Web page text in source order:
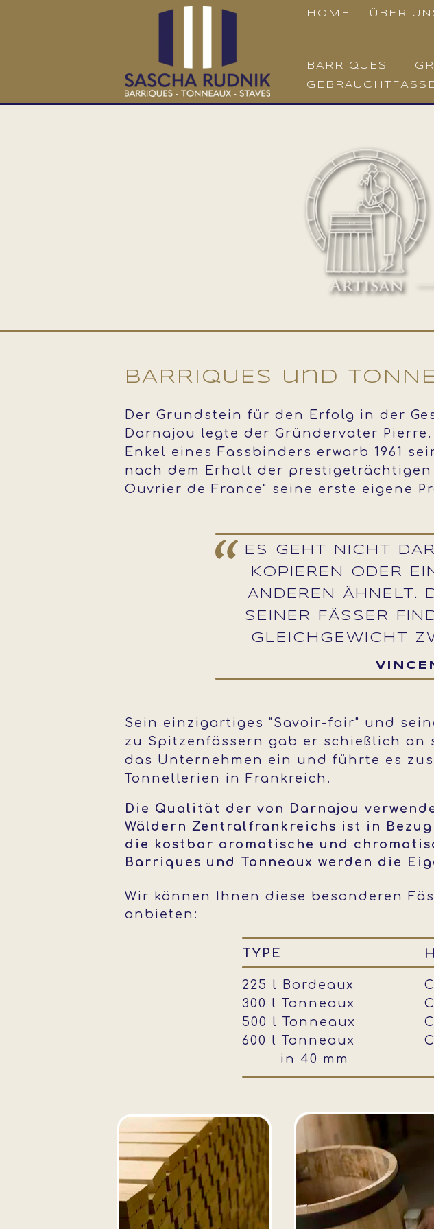
Der Grundstein für den Erfolg in der
Darnajou legte der Gründervater
Enkel eines Fassbinders erwarb 1961
nach dem Erhalt der
Ouvrier de France" seine erste eigene
ES GEHT NICHT
KOPIEREN ODER
ANDEREN ÄHNELT.
SEINER FÄSSER
GLEICHGEWICHT
Sein einzigartiges "Savoir-fair" und
zu Spitzenfässern gab er schießlich an
das Unternehmen ein und führte es
Tonnellerien in Frankreich.
Die Qualität der von Darnajou
Wäldern Zentralfrankreichs ist in
die kostbar aromatische und
Barriques und Tonneaux werden die
Wir können Ihnen diese besonderen
anbieten:
BARRIQUES und
TYPE
225 l Bordeaux
300 l Tonneaux
500 l Tonneaux
600 l Tonneaux
in 40 mm
HOME ÜBER
BARRIQUES